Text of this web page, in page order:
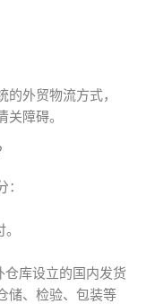
外贸物流方式，
障碍。
仓库设立的国内发货
储、检验、包装等